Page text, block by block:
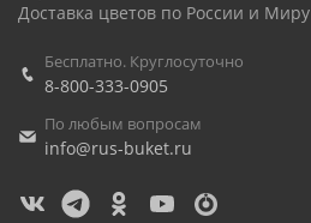
Доставка цветов по России и Миру
Бесплатно. Круглосуточно
8-800-333-0905
По любым вопросам
info@rus-buket.ru